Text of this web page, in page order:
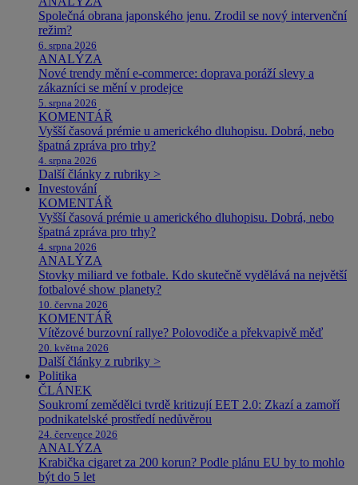
Společná obrana japonského jenu. Zrodil se nový intervenční
režim?
6. srpna 2026
ANALÝZA
Nové trendy mění e-commerce: doprava poráží slevy a
zákazníci se mění v prodejce
5. srpna 2026
KOMENTÁŘ
Vyšší časová prémie u amerického dluhopisu. Dobrá, nebo
špatná zpráva pro trhy?
4. srpna 2026
Další články z rubriky >
Investování
KOMENTÁŘ
Vyšší časová prémie u amerického dluhopisu. Dobrá, nebo
špatná zpráva pro trhy?
4. srpna 2026
ANALÝZA
Stovky miliard ve fotbale. Kdo skutečně vydělává na největší
fotbalové show planety?
10. června 2026
KOMENTÁŘ
Vítězové burzovní rallye? Polovodiče a překvapivě měď
20. května 2026
Další články z rubriky >
Politika
ČLÁNEK
Soukromí zemědělci tvrdě kritizují EET 2.0: Zkazí a zamoří
podnikatelské prostředí nedůvěrou
24. července 2026
ANALÝZA
Krabička cigaret za 200 korun? Podle plánu EU by to mohlo
být do 5 let